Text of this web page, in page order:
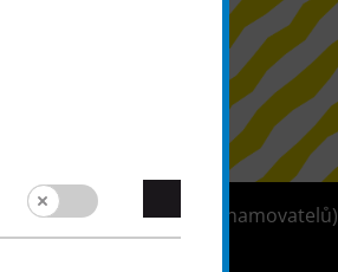
Systém whistleblowerů (oznamovatelů)